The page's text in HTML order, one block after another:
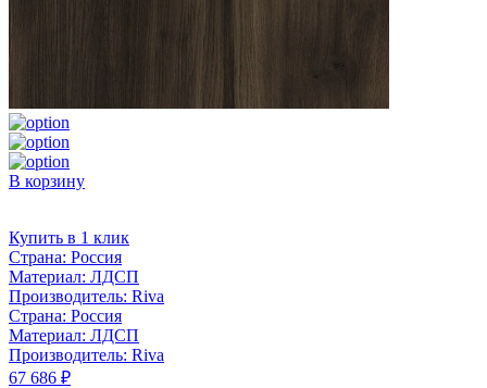
В корзину
Купить в 1 клик
Страна: Россия
Материал: ЛДСП
Производитель: Riva
Страна: Россия
Материал: ЛДСП
Производитель: Riva
67 686 ₽